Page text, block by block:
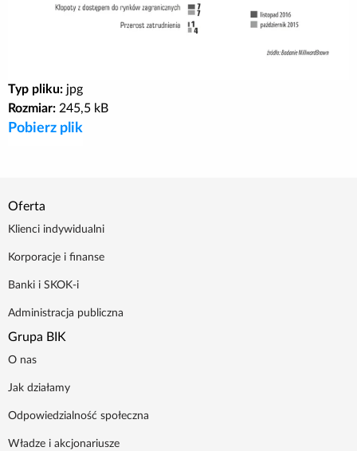
Logowanie
Typ pliku: jpg
Rozmiar: 245,5 kB
Pobierz plik
Oferta
Klienci indywidualni
Korporacje i finanse
Banki i SKOK-i
Administracja publiczna
Grupa BIK
O nas
Jak działamy
Odpowiedzialność społeczna
Władze i akcjonariusze